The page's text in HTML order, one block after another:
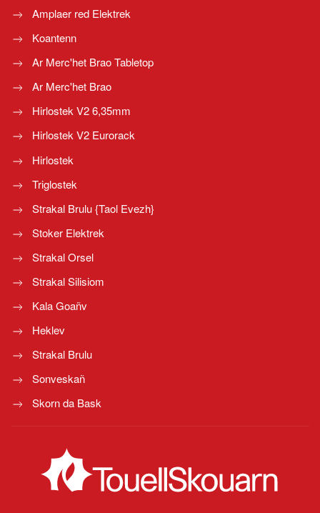
Amplaer red Elektrek
Koantenn
Ar Merc'het Brao Tabletop
Ar Merc'het Brao
Hirlostek V2 6,35mm
Hirlostek V2 Eurorack
Hirlostek
Triglostek
Strakal Brulu {Taol Evezh}
Stoker Elektrek
Strakal Orsel
Strakal Silisiom
Kala Goañv
Heklev
Strakal Brulu
Sonveskañ
Skorn da Bask